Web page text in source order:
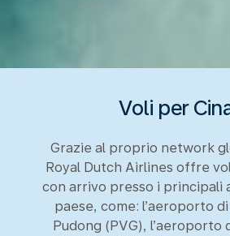
Voli per
Grazie al proprio network
Royal Dutch Airlines offre
con arrivo presso i principali
paese, come: l’aeroporto
Pudong (PVG), l’aeroporto